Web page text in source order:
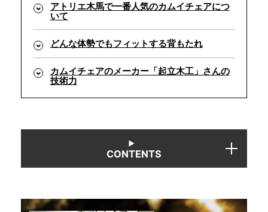
お問い合わせ
アトリエ木馬で一番人気のカムイチェアにつ
いて
どんな体勢でもフィットする背もたれ
カムイチェアのメーカー「起立木工」さんの
技術力
CONTENTS